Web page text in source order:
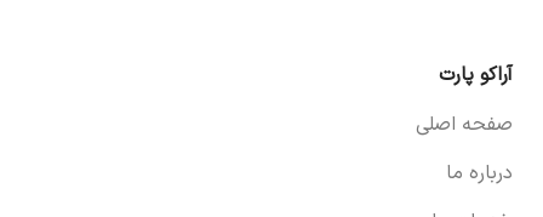
آراکو پارت
صفحه اصلی
درباره ما